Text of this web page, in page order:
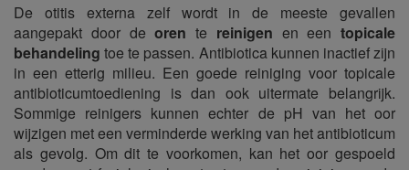
De otitis externa zelf wordt in de meeste gevallen
aangepakt door deoren te reinigen en een topicale
behandeling toe te passen. Antibiotica kunnen inactief zijn
in een etterig milieu. Een goede reiniging voor topicale
antibioticumtoediening is dan ook uitermate belangrijk.
Sommige reinigers kunnen echter de pH van het oor
wijzigen met een verminderde werking van het antibioticum
als gevolg. Om dit te voorkomen, kan het oor gespoeld